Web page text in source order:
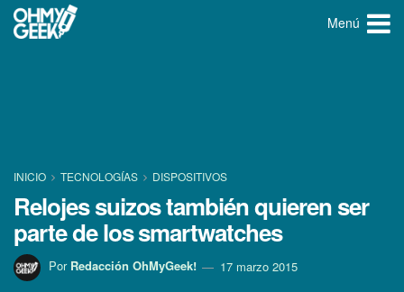
Menú
INICIO TECNOLOGÍ­AS DISPOSITIVOS
Relojes suizos también quieren ser
parte de los smartwatches
Por Redacción OhMyGeek! 17 marzo 2015